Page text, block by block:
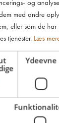
der
bomuld.
af
og
med andre
eller som de
tjenester. Læs
Ydeevne